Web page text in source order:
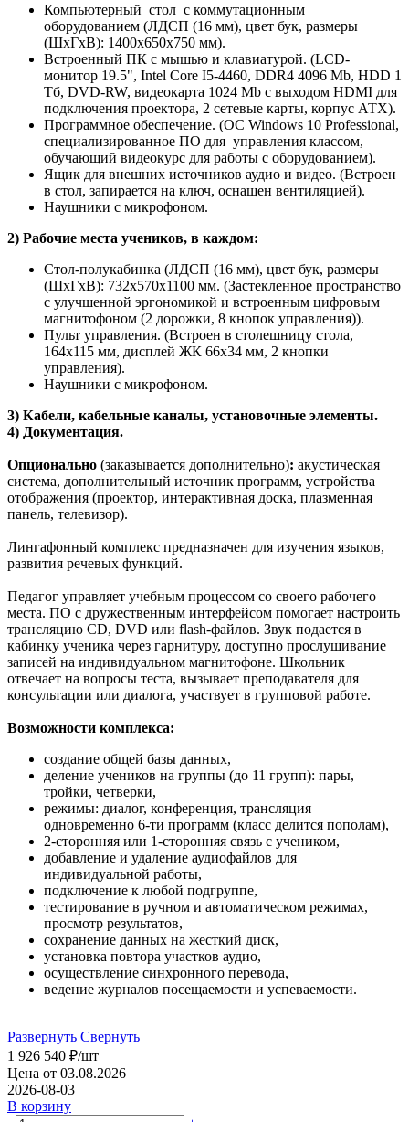
Компьютерный стол с коммутационным
оборудованием (ЛДСП (16 мм), цвет бук, размеры
(ШхГхВ): 1400х650х750 мм).
Встроенный ПК с мышью и клавиатурой. (LCD-
монитор 19.5", Intel Core I5-4460, DDR4 4096 Mb, HDD 1
Тб, DVD-RW, видеокарта 1024 Mb с выходом HDMI для
подключения проектора, 2 сетевые карты, корпус АТХ).
Программное обеспечение. (ОС Windows 10 Professional,
специализированное ПО для управления классом,
обучающий видеокурс для работы с оборудованием).
Ящик для внешних источников аудио и видео. (Встроен
в стол, запирается на ключ, оснащен вентиляцией).
Наушники с микрофоном.
2) Рабочие места учеников, в каждом:
Стол-полукабинка (ЛДСП (16 мм), цвет бук, размеры
(ШхГхВ): 732х570х1100 мм. (Застекленное пространство
с улучшенной эргономикой и встроенным цифровым
магнитофоном (2 дорожки, 8 кнопок управления)).
Пульт управления. (Встроен в столешницу стола,
164х115 мм, дисплей ЖК 66х34 мм, 2 кнопки
управления).
Наушники с микрофоном.
3) Кабели, кабельные каналы, установочные элементы.
4) Документация.
Опционально (заказывается дополнительно): акустическая
система, дополнительный источник программ, устройства
отображения (проектор, интерактивная доска, плазменная
панель, телевизор).
Лингафонный комплекс предназначен для изучения языков,
развития речевых функций.
Педагог управляет учебным процессом со своего рабочего
места. ПО с дружественным интерфейсом помогает настроить
трансляцию CD, DVD или flash-файлов. Звук подается в
кабинку ученика через гарнитуру, доступно прослушивание
записей на индивидуальном магнитофоне. Школьник
отвечает на вопросы теста, вызывает преподавателя для
консультации или диалога, участвует в групповой работе.
Возможности комплекса:
создание общей базы данных,
деление учеников на группы (до 11 групп): пары,
тройки, четверки,
режимы: диалог, конференция, трансляция
одновременно 6-ти программ (класс делится пополам),
2-сторонняя или 1-сторонняя связь с учеником,
добавление и удаление аудиофайлов для
индивидуальной работы,
подключение к любой подгруппе,
тестирование в ручном и автоматическом режимах,
просмотр результатов,
сохранение данных на жесткий диск,
установка повтора участков аудио,
осуществление синхронного перевода,
ведение журналов посещаемости и успеваемости.
Развернуть Свернуть
1 926 540 ₽/шт
Цена от 03.08.2026
2026-08-03
В корзину